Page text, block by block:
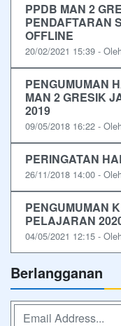
PPDB MAN 2
PENDAFTARAN
OFFLINE
20/02/2021 15:39 -
PENGUMUMAN
MAN 2 GRESIK
2019
09/05/2018 16:22 -
PERINGATAN
26/11/2018 14:00 -
PENGUMUMAN
PELAJARAN
04/05/2021 12:15 -
Berlangganan